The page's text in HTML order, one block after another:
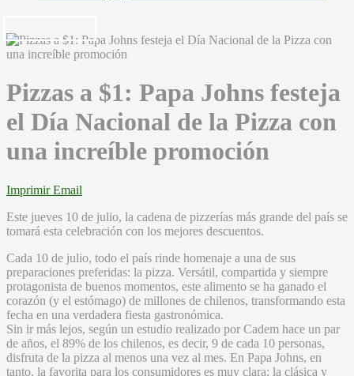
Pizzas a $1: Papa Johns festeja
el Día Nacional de la Pizza con
una increíble promoción
Imprimir Email
Este jueves 10 de julio, la cadena de pizzerías más grande del país se
tomará esta celebración con los mejores descuentos.
Cada 10 de julio, todo el país rinde homenaje a una de sus
preparaciones preferidas: la pizza. Versátil, compartida y siempre
protagonista de buenos momentos, este alimento se ha ganado el
corazón (y el estómago) de millones de chilenos, transformando esta
fecha en una verdadera fiesta gastronómica.
Sin ir más lejos, según un estudio realizado por Cadem hace un par
de años, el 89% de los chilenos, es decir, 9 de cada 10 personas,
disfruta de la pizza al menos una vez al mes. En Papa Johns, en
tanto, la favorita para los consumidores es muy clara: la clásica y